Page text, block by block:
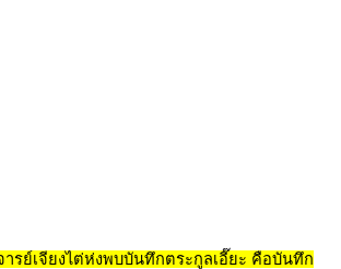
รย์เจียงไต่ห่งพบบันทึกตระกูลเอี๊ยะ คือบันทึก